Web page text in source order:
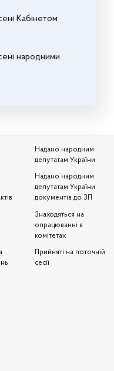
Кабінетом
народними
Надано народним
депутатам України
Надано народним
депутатам України
документів до ЗП
Знаходяться на
опрацюванні в
комітетах
Прийняті на поточній
сесії